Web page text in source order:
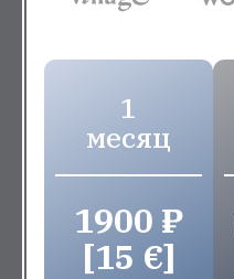
1
месяц
1900 ₽
[15 €]